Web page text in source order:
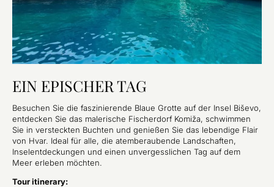
EIN EPISCHER TAG
Besuchen Sie die faszinierende Blaue Grotte auf der Insel Biševo,
entdecken Sie das malerische Fischerdorf Komiža, schwimmen
Sie in versteckten Buchten und genießen Sie das lebendige Flair
von Hvar. Ideal für alle, die atemberaubende Landschaften,
Inselentdeckungen und einen unvergesslichen Tag auf dem
Meer erleben möchten.
Tour itinerary: